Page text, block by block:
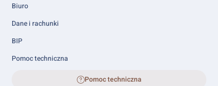
Biuro
Dane i rachunki
BIP
Pomoc techniczna
Pomoc techniczna